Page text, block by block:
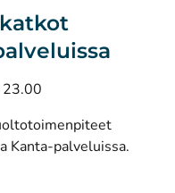
Kanta-palveluissa.